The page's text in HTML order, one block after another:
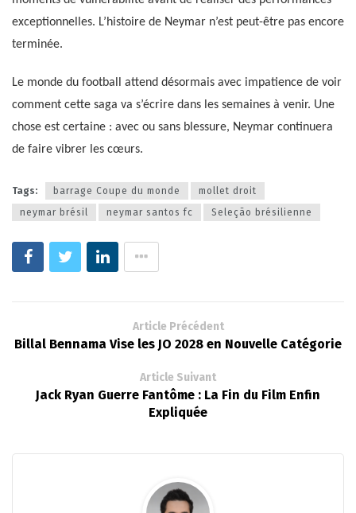
exceptionnelles. L’histoire de Neymar n’est peut-être pas encore
terminée.
Le monde du football attend désormais avec impatience de voir
comment cette saga va s’écrire dans les semaines à venir. Une
chose est certaine : avec ou sans blessure, Neymar continuera
de faire vibrer les cœurs.
Tags: barrage Coupe du monde
mollet droit
neymar brésil
neymar santos fc Seleção brésilienne
Article Précédent
Billal Bennama Vise les JO 2028 en Nouvelle Catégorie
Article Suivant
Jack Ryan Guerre Fantôme : La Fin du Film Enfin
Expliquée